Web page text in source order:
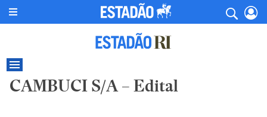
CAMBUCI S/A – Edital